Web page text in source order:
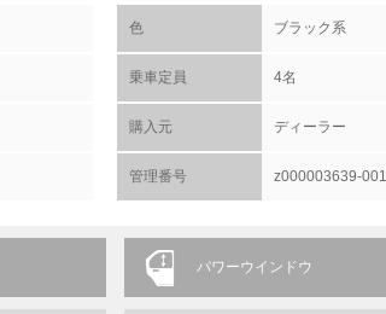
色 ブラック系
乗車定員 4名
購入元 ディーラー
管理番号 z000003639-001
パワーウインドウ